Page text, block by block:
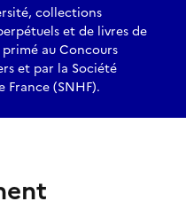
collections
et de livres de
au Concours
et par la Société
(SNHF).